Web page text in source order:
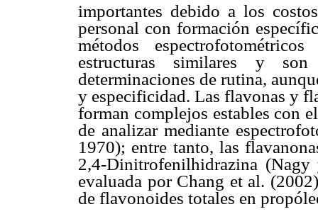
importantes debido a los
personal con formación
métodos
estructuras similares y
determinaciones de rutina,
y especificidad. Las flavonas y
forman complejos estables con
de analizar mediante
1970); entre tanto, las
2,4-Dinitrofenilhidrazina
evaluada por Chang et al.
de flavonoides totales en